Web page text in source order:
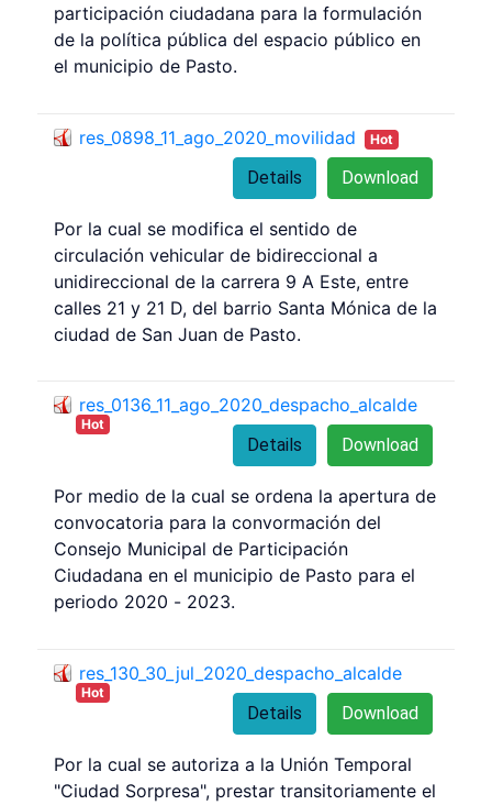
participación ciudadana para la formulación
de la política pública del espacio público en
el municipio de Pasto.
res_0898_11_ago_2020_movilidad Hot
Download
Details
Por la cual se modifica el sentido de
circulación vehicular de bidireccional a
unidireccional de la carrera 9 A Este, entre
calles 21 y 21 D, del barrio Santa Mónica de la
ciudad de San Juan de Pasto.
res_0136_11_ago_2020_despacho_alcalde
Hot
Download
Details
Por medio de la cual se ordena la apertura de
convocatoria para la convormación del
Consejo Municipal de Participación
Ciudadana en el municipio de Pasto para el
periodo 2020 - 2023.
res_130_30_jul_2020_despacho_alcalde
Hot
Download
Details
Por la cual se autoriza a la Unión Temporal
"Ciudad Sorpresa", prestar transitoriamente el